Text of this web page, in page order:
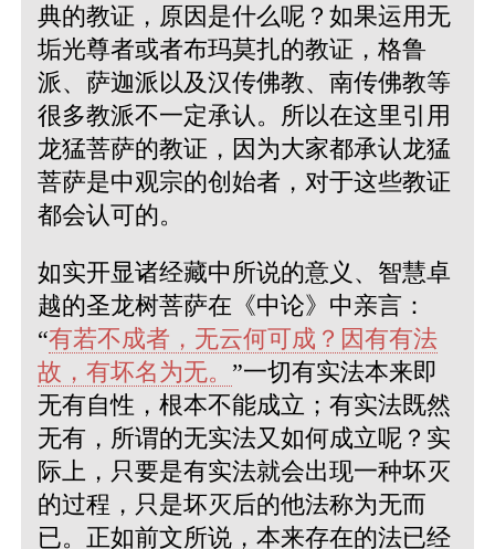
典的教证，原因是什么呢？如果运用无
垢光尊者或者布玛莫扎的教证，格鲁
派、萨迦派以及汉传佛教、南传佛教等
很多教派不一定承认。所以在这里引用
龙猛菩萨的教证，因为大家都承认龙猛
菩萨是中观宗的创始者，对于这些教证
都会认可的。
如实开显诸经藏中所说的意义、智慧卓
越的圣龙树菩萨在《中论》中亲言：
“有若不成者，无云何可成？因有有法
故，有坏名为无。 ”一切有实法本来即
无有自性，根本不能成立；有实法既然
无有，所谓的无实法又如何成立呢？实
际上，只要是有实法就会出现一种坏灭
的过程，只是坏灭后的他法称为无而
已。正如前文所说，本来存在的法已经